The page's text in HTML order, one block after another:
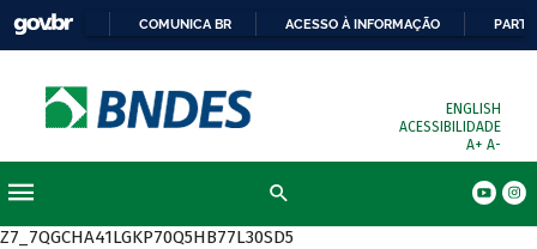
COMUNICA BR ACESSO À INFORMAÇÃO
ENGLISH
ACESSIBILIDADE
A+ A-
Z7_7QGCHA41LGKP70Q5HB77L30SD5